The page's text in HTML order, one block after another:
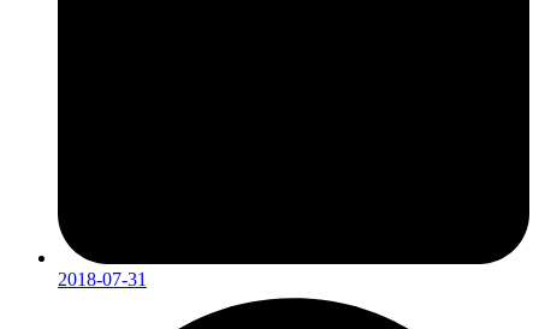
2018-07-31